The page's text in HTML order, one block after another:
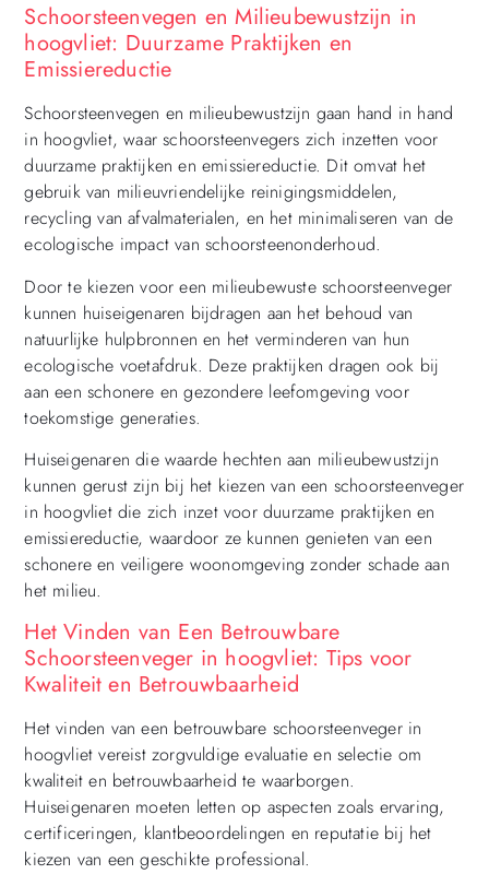
Schoorsteenvegen en Milieubewustzijn in
hoogvliet: Duurzame Praktijken en
Emissiereductie
Schoorsteenvegen en milieubewustzijn gaan hand in hand
in hoogvliet, waar schoorsteenvegers zich inzetten voor
duurzame praktijken en emissiereductie. Dit omvat het
gebruik van milieuvriendelijke reinigingsmiddelen,
recycling van afvalmaterialen, en het minimaliseren van de
ecologische impact van schoorsteenonderhoud.
Door te kiezen voor een milieubewuste schoorsteenveger
kunnen huiseigenaren bijdragen aan het behoud van
natuurlijke hulpbronnen en het verminderen van hun
ecologische voetafdruk. Deze praktijken dragen ook bij
aan een schonere en gezondere leefomgeving voor
toekomstige generaties.
Huiseigenaren die waarde hechten aan milieubewustzijn
kunnen gerust zijn bij het kiezen van een schoorsteenveger
in hoogvliet die zich inzet voor duurzame praktijken en
emissiereductie, waardoor ze kunnen genieten van een
schonere en veiligere woonomgeving zonder schade aan
het milieu.
Het Vinden van Een Betrouwbare
Schoorsteenveger in hoogvliet: Tips voor
Kwaliteit en Betrouwbaarheid
Het vinden van een betrouwbare schoorsteenveger in
hoogvliet vereist zorgvuldige evaluatie en selectie om
kwaliteit en betrouwbaarheid te waarborgen.
Huiseigenaren moeten letten op aspecten zoals ervaring,
certificeringen, klantbeoordelingen en reputatie bij het
kiezen van een geschikte professional.